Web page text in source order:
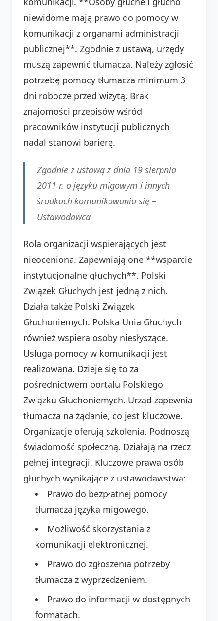
niewidome mają prawo do pomocy w
komunikacji z organami administracji
publicznej**. Zgodnie z ustawą, urzędy
muszą zapewnić tłumacza. Należy zgłosić
potrzebę pomocy tłumacza minimum 3
dni robocze przed wizytą. Brak
znajomości przepisów wśród
pracowników instytucji publicznych
nadal stanowi barierę.
Zgodnie z ustawą z dnia 19 sierpnia
2011 r. o języku migowym i innych
środkach komunikowania się –
Ustawodawca
Rola organizacji wspierających jest
nieoceniona. Zapewniają one **wsparcie
instytucjonalne głuchych**. Polski
Związek Głuchych jest jedną z nich.
Działa także Polski Związek
Głuchoniemych. Polska Unia Głuchych
również wspiera osoby niesłyszące.
Usługa pomocy w komunikacji jest
realizowana. Dzieje się to za
pośrednictwem portalu Polskiego
Związku Głuchoniemych. Urząd zapewnia
tłumacza na żądanie, co jest kluczowe.
Organizacje oferują szkolenia. Podnoszą
świadomość społeczną. Działają na rzecz
pełnej integracji. Kluczowe prawa osób
głuchych wynikające z ustawodawstwa:
Prawo do bezpłatnej pomocy
tłumacza języka migowego.
Możliwość skorzystania z
komunikacji elektronicznej.
Prawo do zgłoszenia potrzeby
tłumacza z wyprzedzeniem.
Prawo do informacji w dostępnych
formatach.